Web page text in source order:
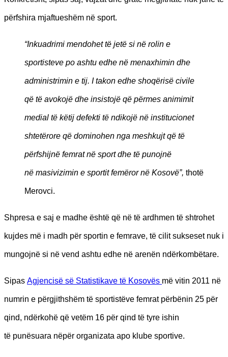
përfshira mjaftueshëm në sport.
“Inkuadrimi mendohet të jetë si në rolin e
sportisteve po ashtu edhe në menaxhimin dhe
administrimin e tij. I takon edhe shoqërisë civile
që të avokojë dhe insistojë që përmes animimit
medial të këtij defekti të ndikojë në institucionet
shtetërore që dominohen nga meshkujt që të
përfshijnë femrat në sport dhe të punojnë
në masivizimin e sportit femëror në Kosovë”, thotë
Merovci.
Shpresa e saj e madhe është që në të ardhmen të shtrohet
kujdes më i madh për sportin e femrave, të cilit sukseset nuk i
mungojnë si në vend ashtu edhe në arenën ndërkombëtare.
Sipas Agjencisë së Statistikave të Kosovës më vitin 2011 në
numrin e përgjithshëm të sportistëve femrat përbënin 25 për
qind, ndërkohë që vetëm 16 për qind të tyre ishin
të punësuara nëpër organizata apo klube sportive.